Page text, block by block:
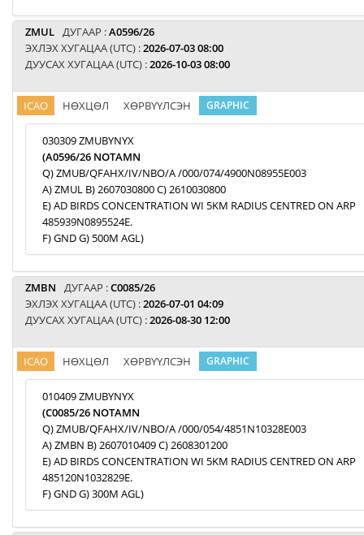
ZMUL ДУГААР :A0596/26
ЭХЛЭХ ХУГАЦАА (UTC) :2026-07-03 08:00
ДУУСАХ ХУГАЦАА (UTC) :2026-10-03 08:00
ICAO НӨХЦӨЛ ХӨРВҮҮЛСЭН GRAPHIC
030309 ZMUBYNYX
(A0596/26 NOTAMN
Q) ZMUB/QFAHX/IV/NBO/A /000/074/4900N08955E003
A) ZMUL B) 2607030800 C) 2610030800
E) AD BIRDS CONCENTRATION WI 5KM RADIUS CENTRED ON ARP
485939N0895524E.
F) GND G) 500M AGL)
ZMBN ДУГААР :C0085/26
ЭХЛЭХ ХУГАЦАА (UTC) :2026-07-01 04:09
ДУУСАХ ХУГАЦАА (UTC) :2026-08-30 12:00
ICAO НӨХЦӨЛ ХӨРВҮҮЛСЭН GRAPHIC
010409 ZMUBYNYX
(C0085/26 NOTAMN
Q) ZMUB/QFAHX/IV/NBO/A /000/054/4851N10328E003
A) ZMBN B) 2607010409 C) 2608301200
E) AD BIRDS CONCENTRATION WI 5KM RADIUS CENTRED ON ARP
485120N1032829E.
F) GND G) 300M AGL)